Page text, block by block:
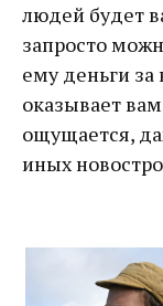
людей будет
запросто
ему деньги за
оказывает
ощущается,
иных